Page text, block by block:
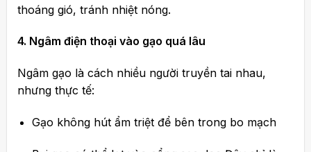
thoáng gió, tránh nhiệt nóng.
4. Ngâm điện thoại vào gạo quá lâu
Ngâm gạo là cách nhiều người truyền tai nhau,
nhưng thực tế:
Gạo không hút ẩm triệt để bên trong bo mạch